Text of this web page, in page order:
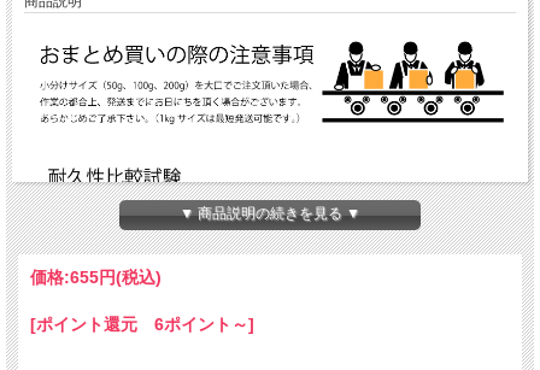
▼ 商品説明の続きを見る ▼
価格:655円(税込)
[ポイント還元 6ポイント～]